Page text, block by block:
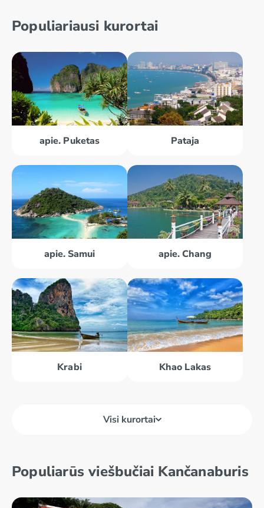
Populiariausi kurortai
apie. Puketas Pataja
apie. Samui apie. Chang
Krabi Khao Lakas
Visi kurortai
Kančanaburis Krabi
Populiarūs viešbučiai Kančanaburis